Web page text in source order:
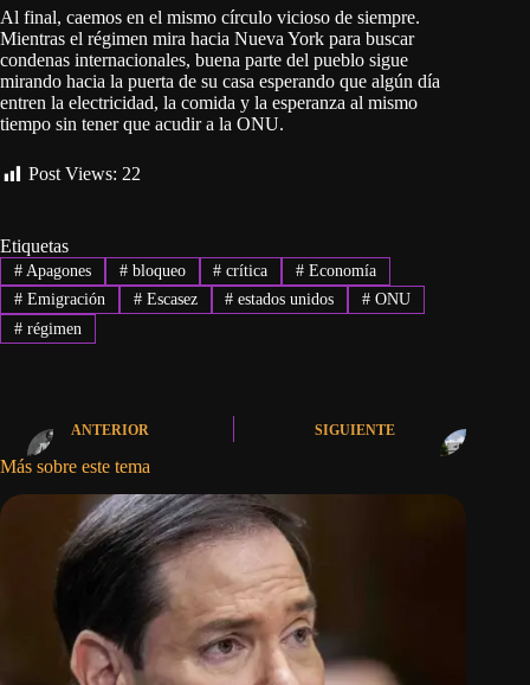
Al final, caemos en el mismo círculo vicioso de siempre.
Mientras el régimen mira hacia Nueva York para buscar
condenas internacionales, buena parte del pueblo sigue
mirando hacia la puerta de su casa esperando que algún día
entren la electricidad, la comida y la esperanza al mismo
tiempo sin tener que acudir a la ONU.
Post Views: 22
Etiquetas
#Apagones #bloqueo # crítica # Economía
#Emigración #Escasez # estados unidos # ONU
#régimen
ANTERIOR SIGUIENTE
Más sobre este tema